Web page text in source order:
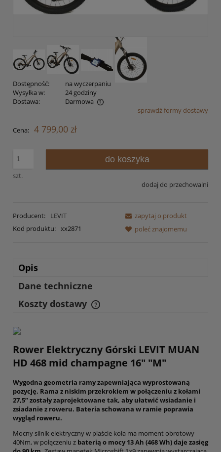
Dostępność:
na wyczerpaniu
Wysyłka w:
24 godziny
Dostawa:
Darmowa
Cena nie zawiera ewentualnych kosztów płatnościsprawdź formy dostawy
Cena: 4 799,00 zł
szt.
do koszyka
dodaj do przechowalni
Producent:
LEVIT
Kod produktu: xx2871
zapytaj o produkt
poleć znajomemu
Opis
Dane techniczne
Koszty dostawy
Cena nie zawiera ewentualnych kosztów płatności
Rower Elektryczny Górski LEVIT MUAN
HD 468 mid champagne 16" "M"
Wygodna geometria ramy zapewniająca wyprostowaną
pozycję. Rama z niskim przekrokiem w połączeniu z kołami
27,5” zostały zaprojektowane tak, aby ułatwić wsiadanie i
zsiadanie z roweru. Bateria schowana w ramie poprawia
wygląd roweru.
Mocny silnik elektryczny w piaście koła ma moment obrotowy
40Nm, w połączeniu z baterią o mocy 13 Ah (468 Wh) daje zasięg